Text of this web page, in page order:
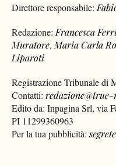
Direttore responsabile:
Redazione: Francesca
Muratore, Maria Carla
Liparoti
Registrazione Tribunale di
Contatti:redazione@true-
Edito da: Inpagina Srl, via
PI 11299360963
Per la tua pubblicità: